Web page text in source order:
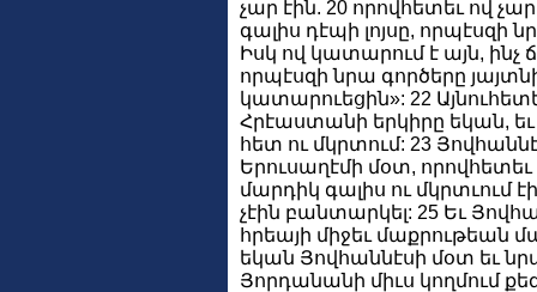
չար էին. 20 որովհետեւ ով
գալիս դէպի լոյսը, որպէսզի
Իսկ ով կատարում է այն, ինչ
որպէսզի նրա գործերը
կատարուեցին»: 22
Հրէաստանի երկիրը եկան,
հետ ու մկրտում: 23
Երուսաղէմի մօտ,
մարդիկ գալիս ու մկրտւում
չէին բանտարկել: 25 Եւ
հրեայի միջեւ մաքրութեան
եկան Յովհաննէսի մօտ եւ
Յորդանանի միւս կողմում